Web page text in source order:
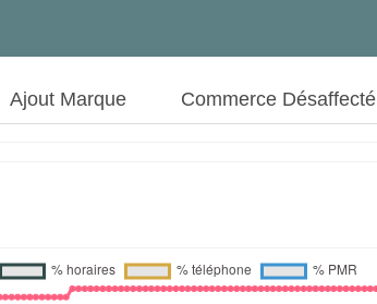
Ajout Marque Commerce Désaffecté